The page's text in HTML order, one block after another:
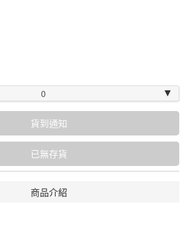
0
貨到通知
已無存貨
商品介紹